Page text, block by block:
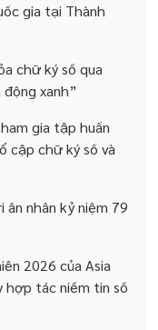
gia tại Thành
chữ ký số qua
động xanh”
gia tập huấn
cập chữ ký số và
nhân kỷ niệm 79
2026 của Asia
hợp tác niềm tin số